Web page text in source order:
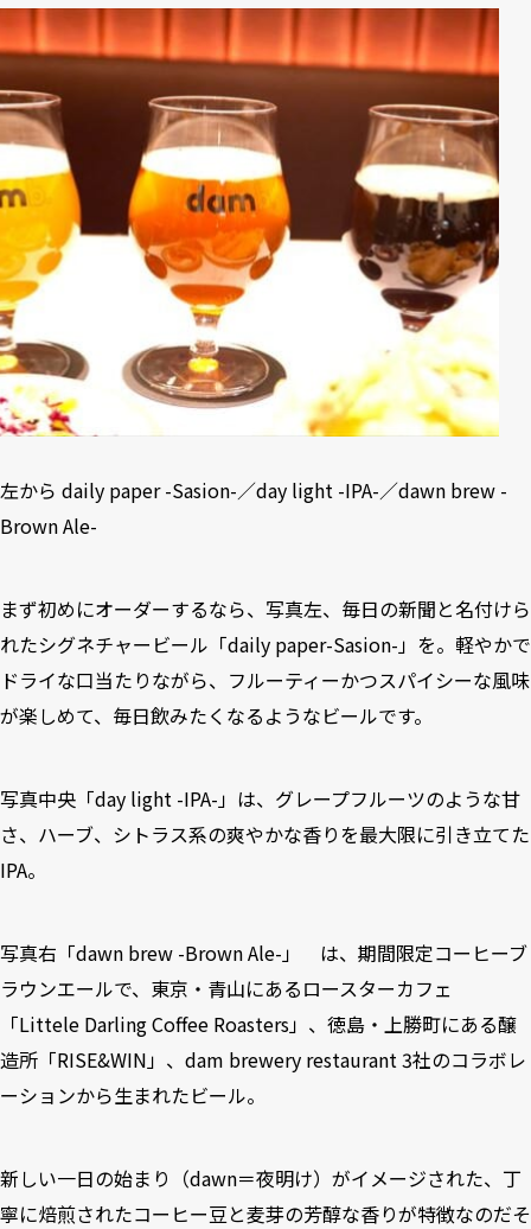
左から daily paper -Sasion-／day light -IPA-／dawn brew -
Brown Ale-
まず初めにオーダーするなら、写真左、毎日の新聞と名付けら
れたシグネチャービール「daily paper-Sasion-」を。軽やかで
ドライな口当たりながら、フルーティーかつスパイシーな風味
が楽しめて、毎日飲みたくなるようなビールです。
写真中央「day light -IPA-」は、グレープフルーツのような甘
さ、ハーブ、シトラス系の爽やかな香りを最大限に引き立てた
IPA。
写真右「dawn brew -Brown Ale-」 は、期間限定コーヒーブ
ラウンエールで、東京・青山にあるロースターカフェ
「Littele Darling Coffee Roasters」、徳島・上勝町にある醸
造所「RISE&WIN」、dam brewery restaurant 3社のコラボレ
ーションから生まれたビール。
新しい一日の始まり（dawn＝夜明け）がイメージされた、丁
寧に焙煎されたコーヒー豆と麦芽の芳醇な香りが特徴なのだそ